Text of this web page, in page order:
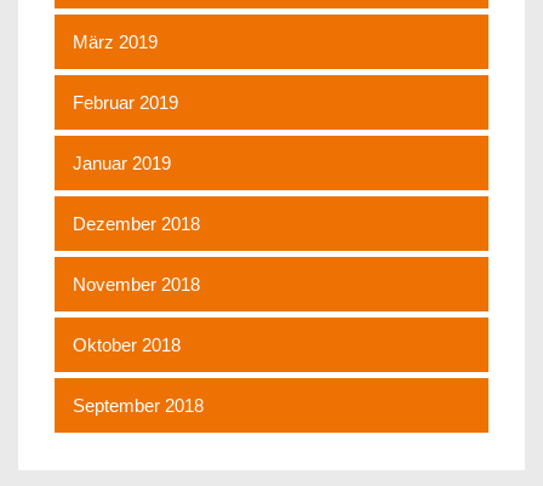
März 2019
Februar 2019
Januar 2019
Dezember 2018
November 2018
Oktober 2018
September 2018